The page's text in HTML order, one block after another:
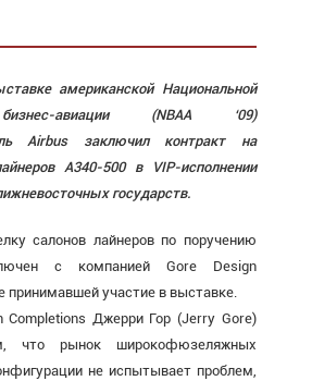
американской Национальной
авиации (NBAA ‘09)
Airbus заключил контракт на
А340-500 в VIP-исполнении
государств.
салонов лайнеров по поручению
с компанией Gore Design
принимавшей участие в выставке.
Completions Джерри Гор (Jerry Gore)
что рынок широкофюзеляжных
не испытывает проблем,